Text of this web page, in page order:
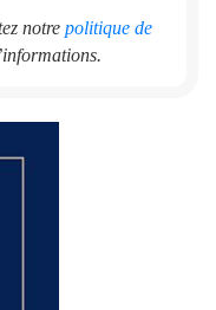
notre politique de